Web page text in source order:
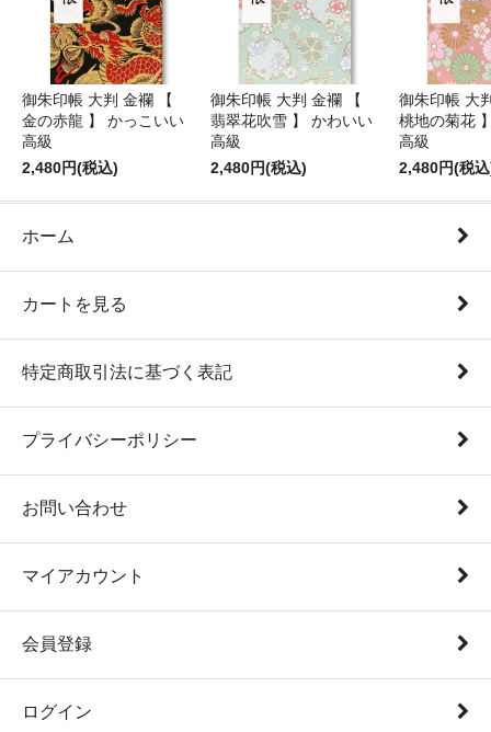
御朱印帳 大判 金襴 【
金の赤龍 】 かっこいい
高級
2,480円(税込)
御朱印帳 大判 金襴 【
翡翠花吹雪 】 かわいい
高級
2,480円(税込)
御朱印帳 大
桃地の菊花
高級
2,480円(税
ホーム
カートを見る
特定商取引法に基づく表記
プライバシーポリシー
お問い合わせ
マイアカウント
会員登録
ログイン